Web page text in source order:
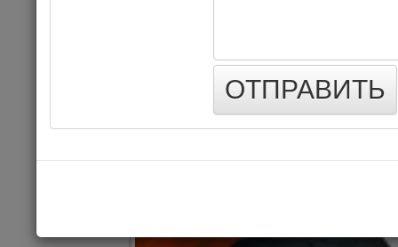
КОНЦЕРТ
ОТПРАВИТЬ